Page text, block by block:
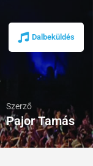
Dalbeküldés
Szerző
Pajor Tamás